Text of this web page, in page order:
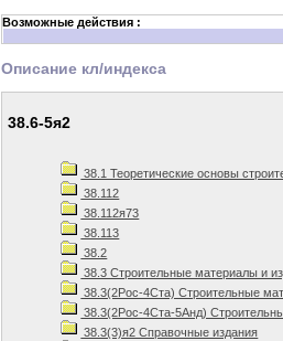
Возможные действия :
Описание кл/индекса
38.6-5я2
38.1 Теоретические основы
38.112
38.112я73
38.113
38.2
38.3 Строительные материалы и
38.3(2Рос-4Ста) Строительные
38.3(2Рос-4Ста-5Анд)
38.3(3)я2 Справочные издания